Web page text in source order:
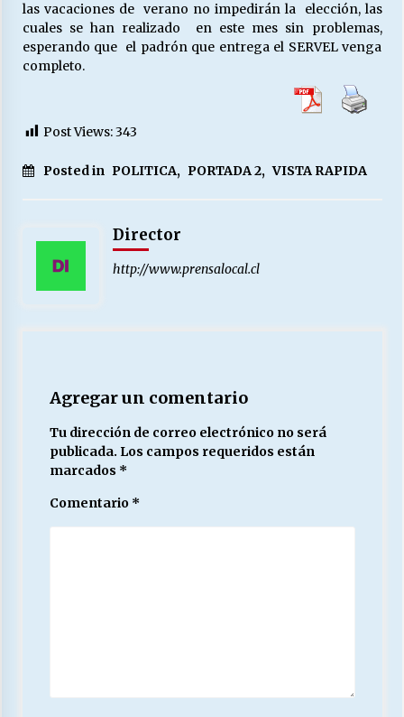
las vacaciones de verano no impedirán la elección, las
cuales se han realizado en este mes sin problemas,
esperando que el padrón que entrega el SERVEL venga
completo.
Post Views:343
Posted in POLITICA, PORTADA 2, VISTA RAPIDA
Director
http://www.prensalocal.cl
Agregar un comentario
Tu dirección de correo electrónico no será
publicada. Los campos requeridos están
marcados *
Comentario *